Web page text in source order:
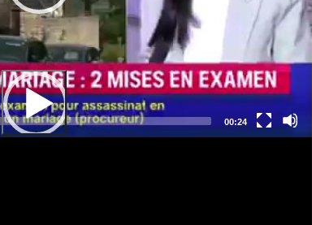
Total
duration
00:24